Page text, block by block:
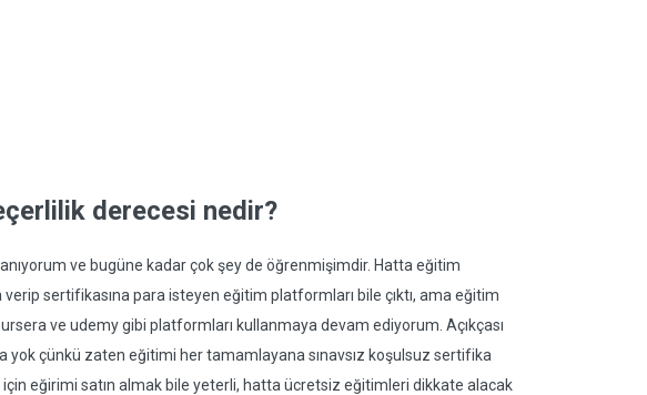
derecesi nedir?
ve bugüne kadar çok şey de öğrenmişimdir. Hatta eğitim
sertifikasına para isteyen eğitim platformları bile çıktı, ama eğitim
ve udemy gibi platformları kullanmaya devam ediyorum. Açıkçası
çünkü zaten eğitimi her tamamlayana sınavsız koşulsuz sertifika
için eğirimi satın almak bile yeterli, hatta ücretsiz eğitimleri dikkate alacak